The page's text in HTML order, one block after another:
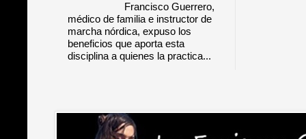
Francisco Guerrero,
médico de familia e instructor de
marcha nórdica, expuso los
beneficios que aporta esta
disciplina a quienes la practica...